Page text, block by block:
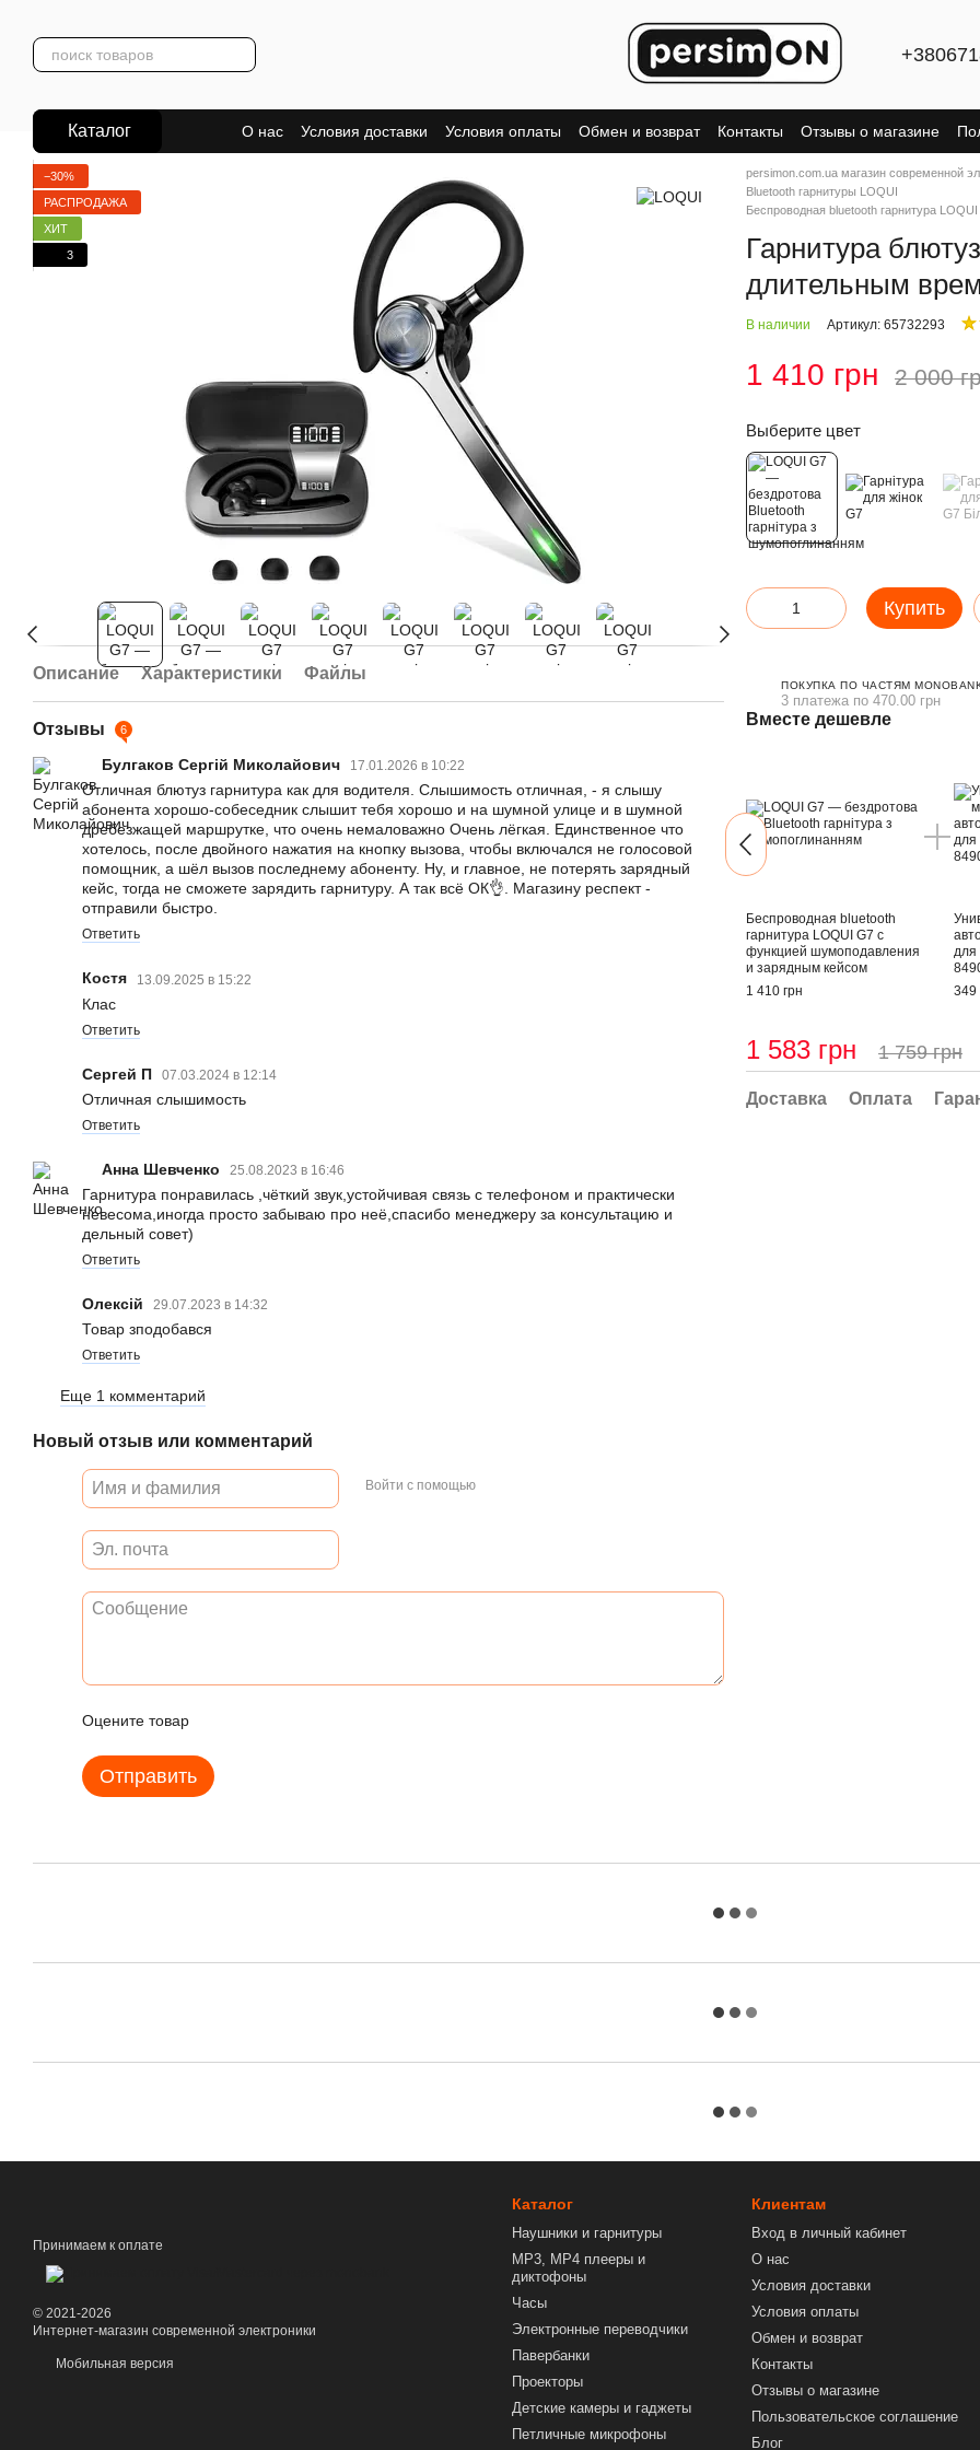
Каталог О нас Условия доставки Условия оплаты Обмен и возврат Контакты Отзывы о магазине
−30%
РАСПРОДАЖА
ХИТ
3
Описание Характеристики Файлы
Отзывы 6
Булгаков Сергій Миколайович 17.01.2026 в 10:22
Отличная блютуз гарнитура как для водителя. Слышимость отличная, - я слышу
абонента хорошо-собеседник слышит тебя хорошо и на шумной улице и в шумной
дребезжащей маршрутке, что очень немаловажно Очень лёгкая. Единственное что
хотелось, после двойного нажатия на кнопку вызова, чтобы включался не голосовой
помощник, а шёл вызов последнему абоненту. Ну, и главное, не потерять зарядный
кейс, тогда не сможете зарядить гарнитуру. А так всё ОК👌. Магазину респект -
отправили быстро.
Ответить
Костя 13.09.2025 в 15:22
Клас
Ответить
Сергей П 07.03.2024 в 12:14
Отличная слышимость
Ответить
Анна Шевченко 25.08.2023 в 16:46
Гарнитура понравилась ,чёткий звук,устойчивая связь с телефоном и практически
невесома,иногда просто забываю про неё,спасибо менеджеру за консультацию и
дельный совет)
Ответить
Олексій 29.07.2023 в 14:32
Товар зподобався
Ответить
Еще 1 комментарий
Новый отзыв или комментарий
Войти с помощью
Оцените товар
Отправить
persimon.com.ua магазин современной
Bluetooth гарнитуры LOQUI
Беспроводная bluetooth гарнитура
Гарнитура
длительным
В наличии Артикул: 65732293
1 410 грн 2 000
Выберите цвет
Купить
ПОКУПКА ПО ЧАСТЯМ MONOBANK
3 платежа по 470.00 грн
Вместе дешевле
Беспроводная bluetooth
гарнитура LOQUI G7 с
функцией шумоподавления
и зарядным кейсом
1 410 грн
для
349
1 583 грн 1 759 грн
Доставка Оплата
Принимаем к оплате
© 2021-2026
Интернет-магазин современной электроники
Мобильная версия
Каталог
Наушники и гарнитуры
MP3, MP4 плееры и
диктофоны
Часы
Электронные переводчики
Павербанки
Проекторы
Детские камеры и гаджеты
Петличные микрофоны
Клиентам
Вход в личный кабинет
О нас
Условия доставки
Условия оплаты
Обмен и возврат
Контакты
Отзывы о магазине
Пользовательское соглашение
Блог